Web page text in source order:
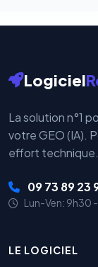
Logiciel
La solution n°1
votre GEO (IA).
effort technique.
09 73 89 23
Lun-Ven: 9h30
LE LOGICIEL